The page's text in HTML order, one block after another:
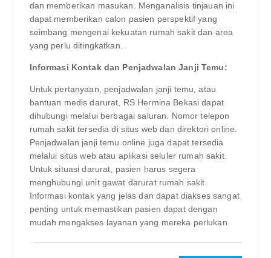
dan memberikan masukan. Menganalisis tinjauan ini
dapat memberikan calon pasien perspektif yang
seimbang mengenai kekuatan rumah sakit dan area
yang perlu ditingkatkan.
Informasi Kontak dan Penjadwalan Janji Temu:
Untuk pertanyaan, penjadwalan janji temu, atau
bantuan medis darurat, RS Hermina Bekasi dapat
dihubungi melalui berbagai saluran. Nomor telepon
rumah sakit tersedia di situs web dan direktori online.
Penjadwalan janji temu online juga dapat tersedia
melalui situs web atau aplikasi seluler rumah sakit.
Untuk situasi darurat, pasien harus segera
menghubungi unit gawat darurat rumah sakit.
Informasi kontak yang jelas dan dapat diakses sangat
penting untuk memastikan pasien dapat dengan
mudah mengakses layanan yang mereka perlukan.